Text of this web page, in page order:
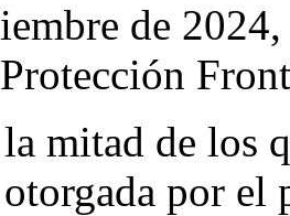
de
mitad de los
por el